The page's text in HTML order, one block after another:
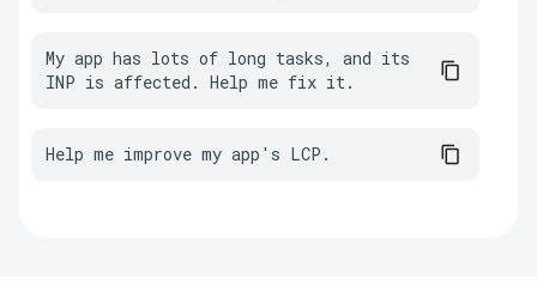
My app has lots of long tasks, and its
INP is affected. Help me fix it.
Help me improve my app's LCP.